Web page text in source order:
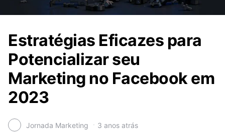
Estratégias Eficazes para
Potencializar seu
Marketing no Facebook em
2023
Jornada Marketing 3 anos atrás